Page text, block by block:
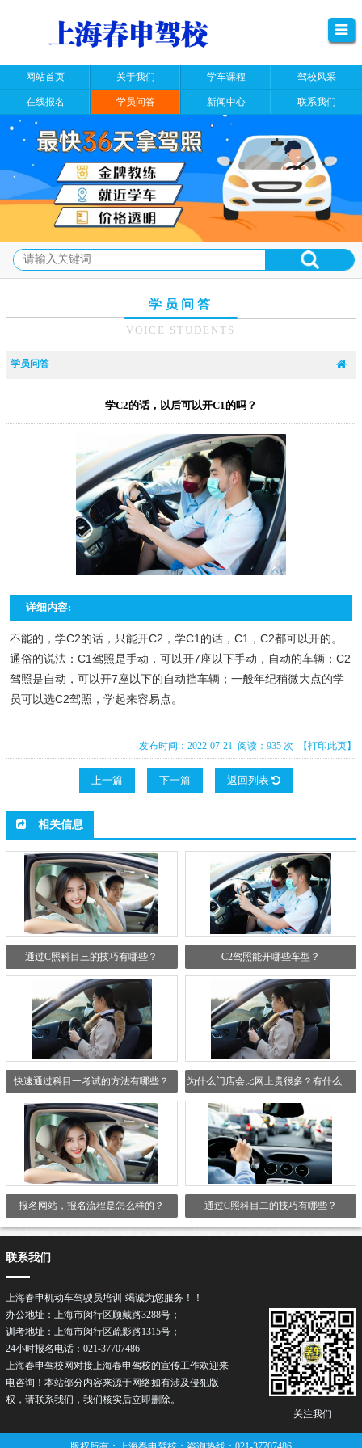
网站首页 关于我们 学车课程 驾校风采
在线报名 学员问答 新闻中心 联系我们
学员问答
VOICE STUDENTS
学员问答
学C2的话，以后可以开C1的吗？
详细内容:
不能的，学C2的话，只能开C2，学C1的话，C1，C2都可以开的。
通俗的说法：C1驾照是手动，可以开7座以下手动，自动的车辆；C2
驾照是自动，可以开7座以下的自动挡车辆；一般年纪稍微大点的学
员可以选C2驾照，学起来容易点。
发布时间：2022-07-21 阅读：935 次 【打印此页】
上一篇 下一篇 返回列表
相关信息
通过C照科目三的技巧有哪些？ C2驾照能开哪些车型？
快速通过科目一考试的方法有哪些？ 为什么门店会比网上贵很多？有什么区别吗？
报名网站，报名流程是怎么样的？ 通过C照科目二的技巧有哪些？
关注我们
联系我们
上海春申机动车驾驶员培训-竭诚为您服务！！
办公地址：上海市闵行区顾戴路3288号；
训考地址：上海市闵行区疏影路1315号；
24小时报名电话：021-37707486
上海春申驾校网对接上海春申驾校的宣传工作欢迎来
电咨询！本站部分内容来源于网络如有涉及侵犯版
权，请联系我们，我们核实后立即删除。